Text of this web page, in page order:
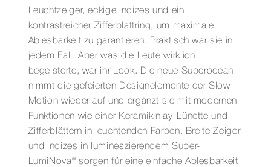
Leuchtzeiger, eckige Indizes und ein
kontrastreicher Zifferblattring, um maximale
Ablesbarkeit zu garantieren. Praktisch war sie in
jedem Fall. Aber was die Leute wirklich
begeisterte, war ihr Look. Die neue Superocean
nimmt die gefeierten Designelemente der Slow
Motion wieder auf und ergänzt sie mit modernen
Funktionen wie einer Keramikinlay-Lünette und
Zifferblättern in leuchtenden Farben. Breite Zeiger
und Indizes in lumineszierendem Super-
LumiNova® sorgen für eine einfache Ablesbarkeit